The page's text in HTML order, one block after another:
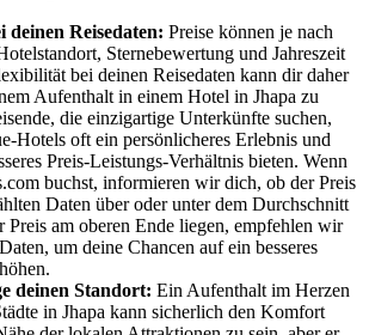
deinen Reisedaten: Preise können je nach
Sternebewertung und Jahreszeit
bei deinen Reisedaten kann dir daher
Aufenthalt in einem Hotel in Jhapa zu
die einzigartige Unterkünfte suchen,
Hotels oft ein persönlicheres Erlebnis und
Preis-Leistungs-Verhältnis bieten. Wenn
buchst, informieren wir dich, ob der Preis
Daten über oder unter dem Durchschnitt
Preis am oberen Ende liegen, empfehlen wir
um deine Chancen auf ein besseres
deinen Standort: Ein Aufenthalt im Herzen
in Jhapa kann sicherlich den Komfort